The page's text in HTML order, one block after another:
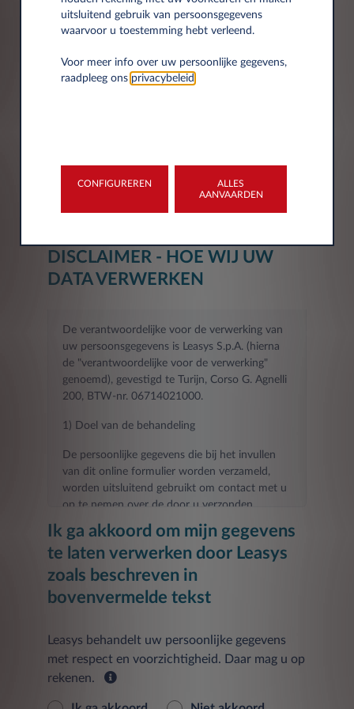
Postcode*
DISCLAIMER - HOE WIJ UW
DATA VERWERKEN
De verantwoordelijke voor de verwerking van
uw persoonsgegevens is Leasys S.p.A. (hierna
de "verantwoordelijke voor de verwerking"
genoemd), gevestigd te Turijn, Corso G. Agnelli
200, BTW-nr. 06714021000.
1) Doel van de behandeling
De persoonlijke gegevens die bij het invullen
van dit online formulier worden verzameld,
worden uitsluitend gebruikt om contact met u
op te nemen over de door u verzonden
aanvraag.
Het verstrekken van de gevraagde gegevens
voor de in dit punt genoemde doeleinden is
noodzakelijk voor het contact dat u hebt
aangevraagd en elke weigering om ze te
door u gevraagde contact- en
informatieactiviteiten uit te voeren.
De verstrekte gegevens worden verwerkt tot
Ik ga akkoord om mijn gegevens
te laten verwerken door Leasys
zoals beschreven in
bovenvermelde tekst
Leasys behandelt uw persoonlijke gegevens
met respect en voorzichtigheid. Daar mag u op
rekenen.
uitsluitend gebruik van persoonsgegevens
waarvoor u toestemming hebt verleend.
Voor meer info over uw persoonlijke gegevens,
raadpleeg ons privacybeleid
CONFIGUREREN
ALLES
AANVAARDEN